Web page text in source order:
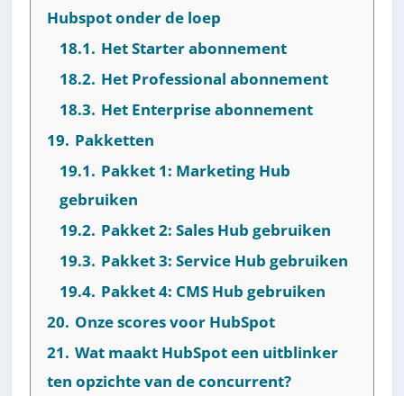
Hubspot onder de loep
18.1. Het Starter abonnement
18.2. Het Professional abonnement
18.3. Het Enterprise abonnement
19. Pakketten
19.1. Pakket 1: Marketing Hub
gebruiken
19.2. Pakket 2: Sales Hub gebruiken
19.3. Pakket 3: Service Hub gebruiken
19.4. Pakket 4: CMS Hub gebruiken
20. Onze scores voor HubSpot
21. Wat maakt HubSpot een uitblinker
ten opzichte van de concurrent?